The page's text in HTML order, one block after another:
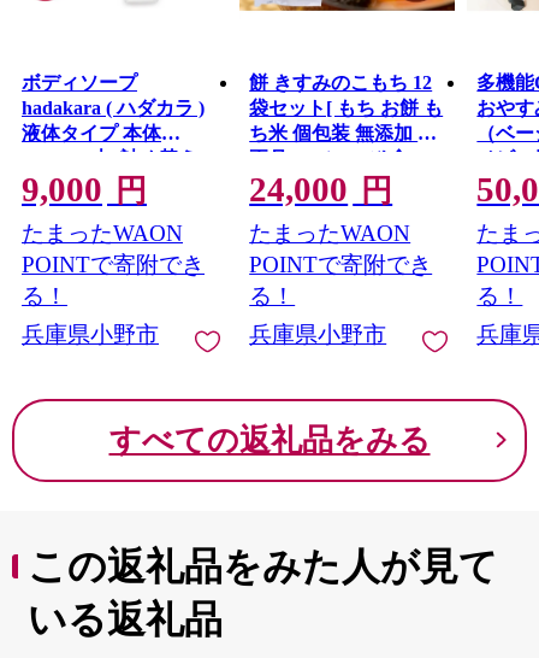
ボディソープ
hadakara ( ハダカラ )
液体タイプ 本体
480ml×1本, 詰め替え
360ml×6袋 モイストケ
ア ボディーソープ フ
レッシュフローラルの
香り 日用品 消耗品 バ
ス用品 大容量 いい 匂
い ボディ 保湿 LION
ライオン 液体石鹸 石
9,000 円
たまったWAON
POINTで寄附でき
る！
兵庫県小野市
餅 きすみのこもち 12
袋セット[ もち お餅 も
ち米 個包装 無添加 お
正月 ] コシ のび 食べ
やすい 小ぶり 半年以
上 保存 可能 安心 安全
24,000 円
たまったWAON
POINTで寄附でき
る！
兵庫県小野市
多機
おや
（ベ
ベビ
利 出
い プ
たま
る！
兵庫
すべての返礼品をみる
この返礼品をみた人が見て
いる返礼品